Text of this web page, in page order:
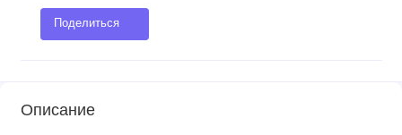
Поделиться
Описание